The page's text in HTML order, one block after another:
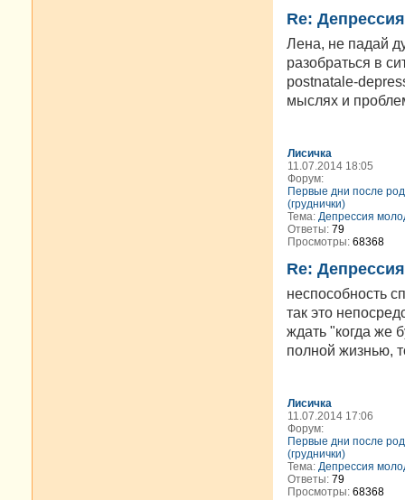
Re:
Лена, не падай
разобраться в
postnatale-
мыслях и
Лисичка
11.07.2014 18:05
Форум:
Первые дни после
(груднички)
Тема: Депрессия
Ответы: 79
Просмотры: 68368
Re:
неспособность
так это
ждать "когда же
полной жизнью,
Лисичка
11.07.2014 17:06
Форум:
Первые дни после
(груднички)
Тема: Депрессия
Ответы: 79
Просмотры: 68368